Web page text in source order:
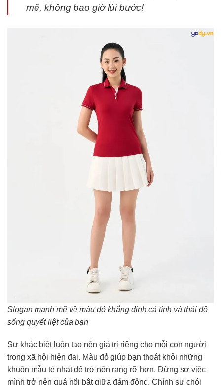
mẽ, không bao giờ lùi bước!
Slogan mạnh mẽ về màu đỏ khẳng định cá tính và thái độ
sống quyết liệt của bạn
Sự khác biệt luôn tạo nên giá trị riêng cho mỗi con người
trong xã hội hiện đại. Màu đỏ giúp bạn thoát khỏi những
khuôn mẫu tẻ nhạt để trở nên rạng rỡ hơn. Đừng sợ việc
mình trở nên quá nổi bật giữa đám đông. Chính sự chói